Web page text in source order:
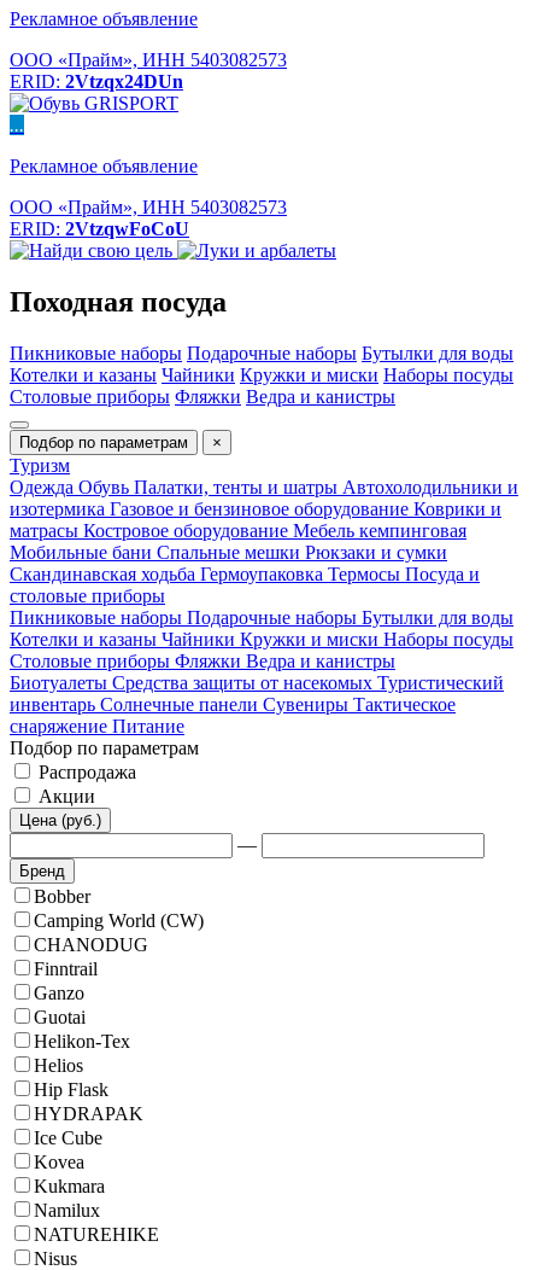
Рекламное объявление
ООО «Прайм», ИНН 5403082573
ERID: 2Vtzqx24DUn
...
Рекламное объявление
ООО «Прайм», ИНН 5403082573
ERID: 2VtzqwFoCoU
Походная посуда
Пикниковые наборы Подарочные наборы Бутылки для воды
Котелки и казаны Чайники Кружки и миски Наборы посуды
Столовые приборы Фляжки Ведра и канистры
Подбор по параметрам ×
Туризм
Одежда Обувь Палатки, тенты и шатры Автохолодильники и
изотермика Газовое и бензиновое оборудование Коврики и
матрасы Костровое оборудование Мебель кемпинговая
Мобильные бани Спальные мешки Рюкзаки и сумки
Скандинавская ходьба Гермоупаковка Термосы Посуда и
столовые приборы
Пикниковые наборы Подарочные наборы Бутылки для воды
Котелки и казаны Чайники Кружки и миски Наборы посуды
Столовые приборы Фляжки Ведра и канистры
Биотуалеты Средства защиты от насекомых Туристический
инвентарь Солнечные панели Сувениры Тактическое
снаряжение Питание
Подбор по параметрам
Распродажа
Акции
Цена (руб.)
—
Бренд
Bobber
Camping World (CW)
CHANODUG
Finntrail
Ganzo
Guotai
Helikon-Tex
Helios
Hip Flask
HYDRAPAK
Ice Cube
Kovea
Kukmara
Namilux
NATUREHIKE
Nisus